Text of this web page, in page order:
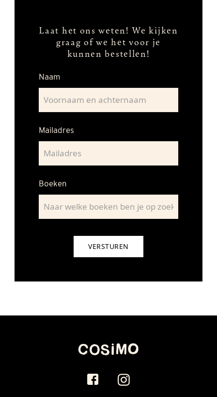
Laat het ons weten! We kijken
graag of we het voor je
kunnen bestellen!
Naam
Mailadres
Boeken